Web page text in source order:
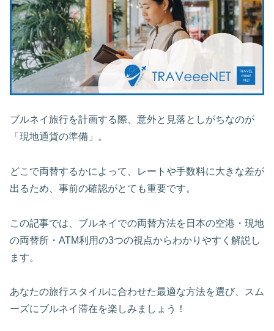
ブルネイ旅行を計画する際、意外と見落としがちなのが
「現地通貨の準備」。
どこで両替するかによって、レートや手数料に大きな差が
出るため、事前の確認がとても重要です。
この記事では、ブルネイでの両替方法を日本の空港・現地
の両替所・ATM利用の3つの視点からわかりやすく解説し
ます。
あなたの旅行スタイルに合わせた最適な方法を選び、スム
ーズにブルネイ滞在を楽しみましょう！